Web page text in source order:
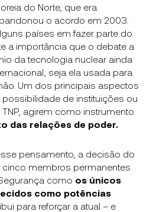
do Norte, que era
o acordo em 2003.
países em fazer parte do
a importância que o debate a
da tecnologia nuclear ainda
seja ela usada para
Um dos principais aspectos
de instituições ou
agirem como instrumento
das relações de poder.
pensamento, a decisão do
cinco membros permanentes
como os únicos
como potências
para reforçar a atual – e